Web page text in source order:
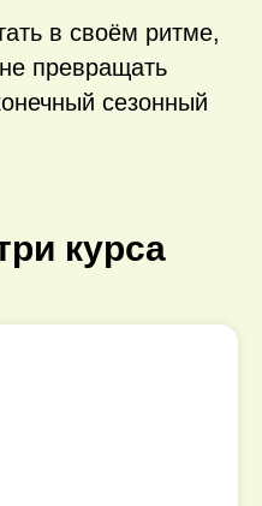
в своём ритме,
превращать
сезонный
курса